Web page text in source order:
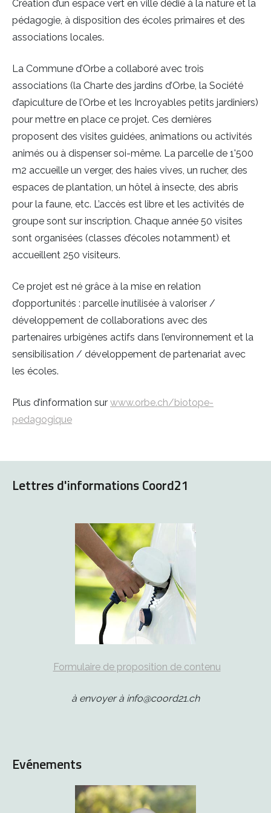
Création d’un espace vert en ville dédié à la nature et la
pédagogie, à disposition des écoles primaires et des
associations locales.
La Commune d’Orbe a collaboré avec trois
associations (la Charte des jardins d’Orbe, la Société
d’apiculture de l’Orbe et les Incroyables petits jardiniers)
pour mettre en place ce projet. Ces dernières
proposent des visites guidées, animations ou activités
animés ou à dispenser soi-même. La parcelle de 1'500
m2 accueille un verger, des haies vives, un rucher, des
espaces de plantation, un hôtel à insecte, des abris
pour la faune, etc. L’accès est libre et les activités de
groupe sont sur inscription. Chaque année 50 visites
sont organisées (classes d’écoles notamment) et
accueillent 250 visiteurs.
Ce projet est né grâce à la mise en relation
d’opportunités : parcelle inutilisée à valoriser /
développement de collaborations avec des
partenaires urbigènes actifs dans l’environnement et la
sensibilisation / développement de partenariat avec
les écoles.
Plus d’information sur www.orbe.ch/biotope-
pedagogique
Lettres d'informations Coord21
Formulaire de proposition de contenu
à envoyer à info@coord21.ch
Evénements